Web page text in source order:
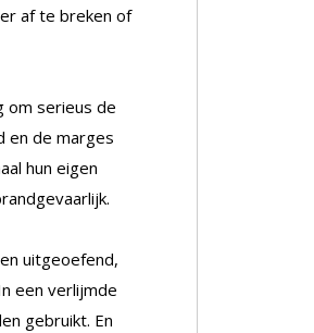
af te breken of
om serieus de
en de marges
hun eigen
uitgeoefend,
een verlijmde
gebruikt. En